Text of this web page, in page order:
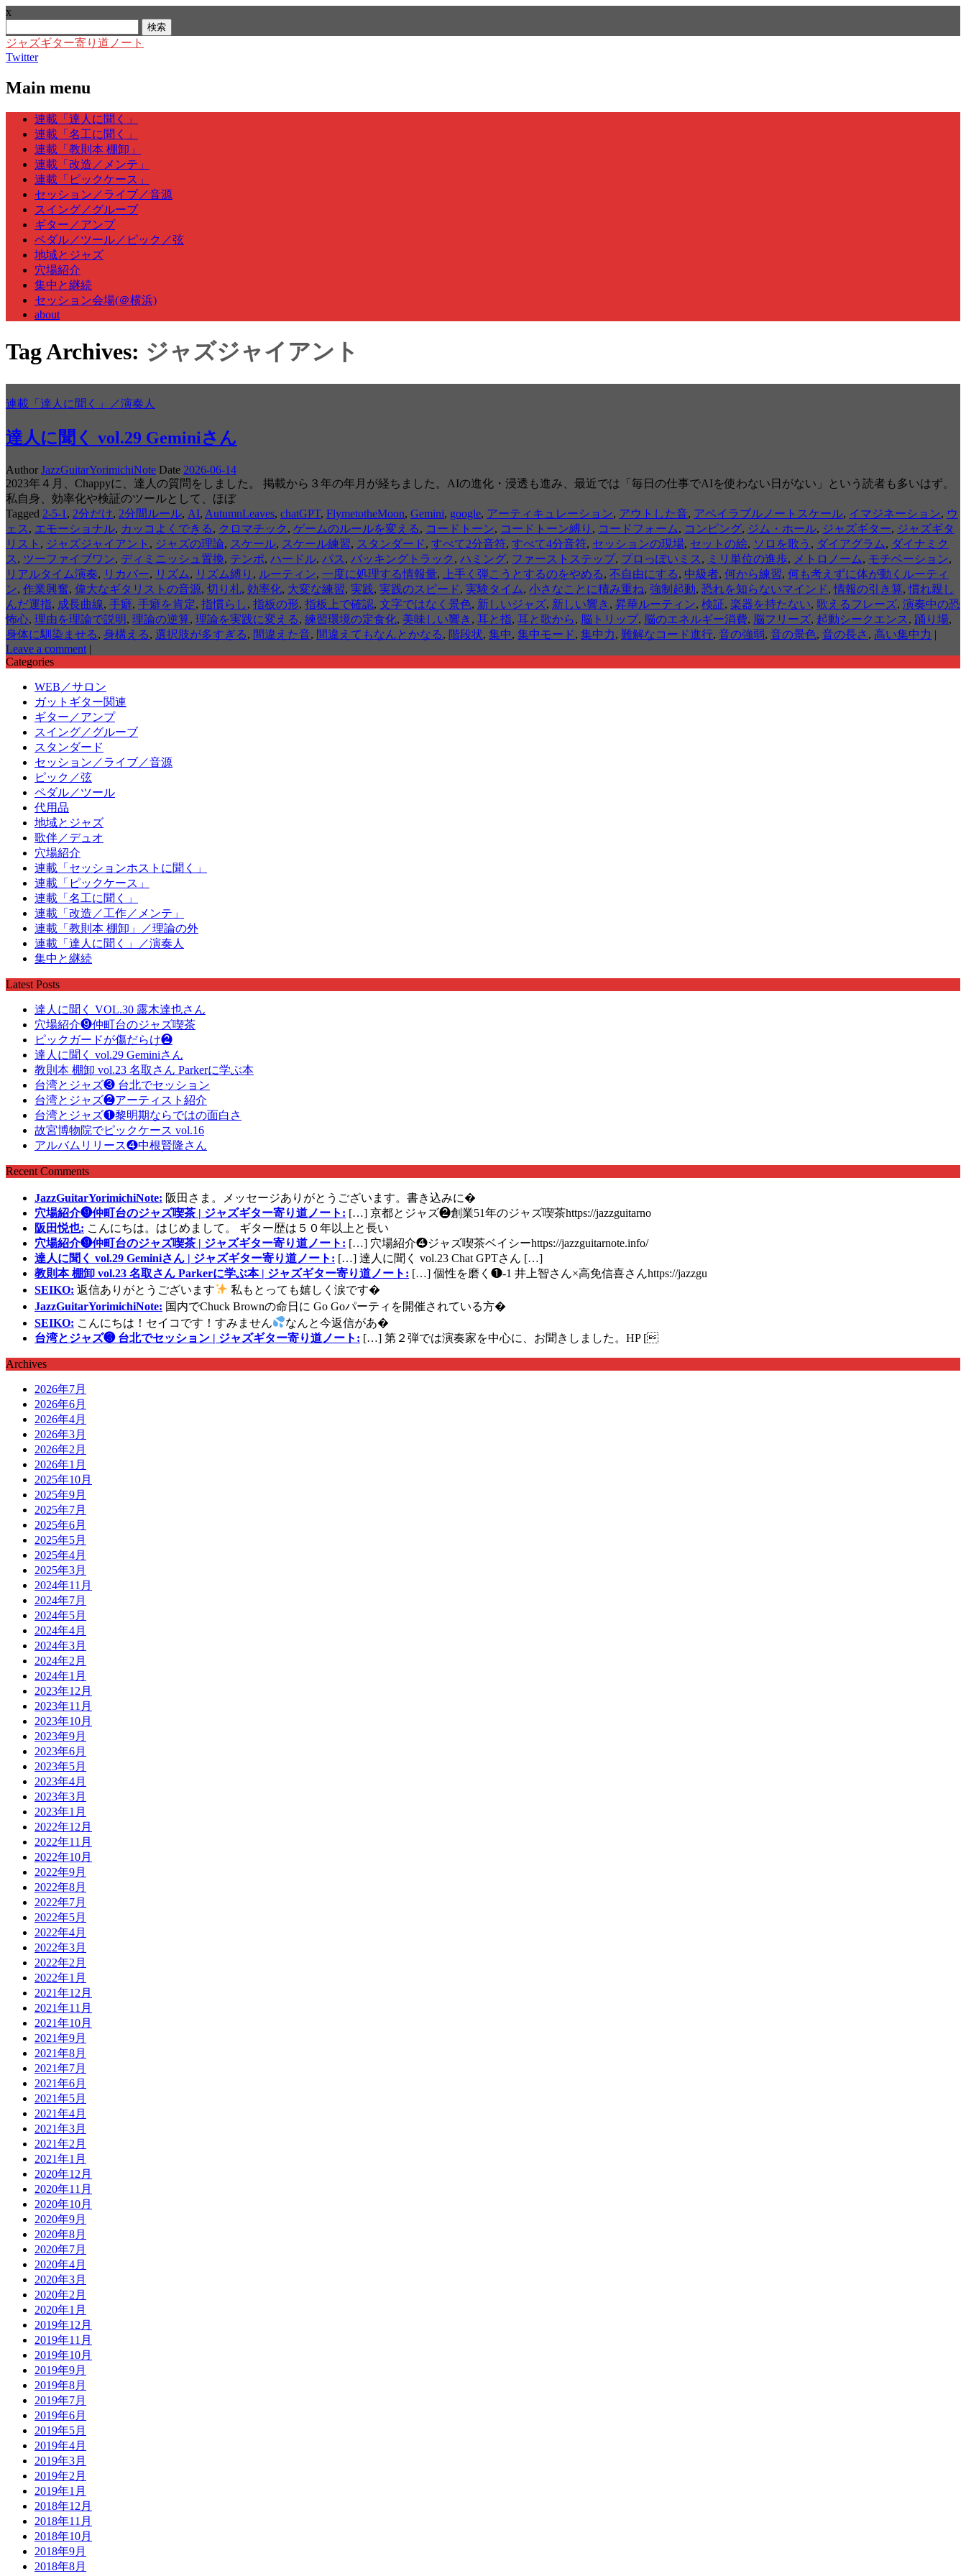
x
索:
ジャズギター寄り道ノート
Twitter
Main menu
Skip
content
連載「達人に聞く」
連載「名工に聞く」
連載「教則本 棚卸」
連載「改造／メンテ」
連載「ピックケース」
セッション／ライブ／音源
スイング／グルーブ
ギター／アンプ
ペダル／ツール／ピック／弦
地域とジャズ
穴場紹介
集中と継続
セッション会場(＠横浜)
about
Tag Archives: ジャズジャイアント
連載「達人に聞く」／演奏人
達人に聞く vol.29 Geminiさん
Author JazzGuitarYorimichiNote Date 2026-06-14
2023年４月、Chappyに、達人の質問をしました。 掲載から３年の年月が経ちました。AIの進化・浸透も進み、最近では「毎日の仕事でAIを使わない日がない」という読者も多いはず。
私自身、効率化や検証のツールとして、ほぼ
Tagged 2-5-1 , 2分だけ, 2分間ルール, AI, AutumnLeaves, chatGPT, FlymetotheMoon, Gemini, google, アーティキュレーション, アウトした音, アベイラブルノートスケール, イマジネーション, ウ
ェス , エモーショナル, カッコよくできる, クロマチック , ゲームのルールを変える, コードトーン, コードトーン縛り , コードフォーム, コンピング, ジム・ホール, ジャズギター, ジャズギタ
リスト , ジャズジャイアント , ジャズの理論, スケール, スケール練習, スタンダード, すべて2分音符, すべて4分音符, セッションの現場, セットの絵, ソロを歌う , ダイアグラム, ダイナミク
ス , ツーファイブワン, ディミニッシュ置換, テンポ, ハードル, パス , バッキングトラック , ハミング, ファーストステップ, プロっぽいミス , ミリ単位の進歩, メトロノーム, モチベーション,
リアルタイム演奏, リカバー, リズム, リズム縛り , ルーティン, 一度に処理する情報量, 上手く弾こうとするのをやめる, 不自由にする, 中級者, 何から練習, 何も考えずに体が動くルーティ
ン, 作業興奮, 偉大なギタリストの音源, 切り札, 効率化, 大変な練習, 実践, 実践のスピード, 実験タイム, 小さなことに積み重ね, 強制起動, 恐れを知らないマインド,情報の引き算,慣れ親し
んだ運指, 成長曲線, 手癖, 手癖を肯定, 指慣らし, 指板の形, 指板上で確認, 文字ではなく景色, 新しいジャズ, 新しい響き , 昇華ルーティン, 検証, 楽器を持たない, 歌えるフレーズ, 演奏中の恐
怖心, 理由を理論で説明, 理論の逆算, 理論を実践に変える, 練習環境の定食化, 美味しい響き , 耳と指, 耳と歌から, 脳トリップ, 脳のエネルギー消費, 脳フリーズ, 起動シークエンス , 踊り場,
身体に馴染ませる, 身構える, 選択肢が多すぎる, 間違えた音, 間違えてもなんとかなる, 階段状, 集中, 集中モード, 集中力, 難解なコード進行, 音の強弱, 音の景色, 音の長さ , 高い集中力 |
Leave a comment |
Categories
WEB／サロン
ガットギター関連
ギター／アンプ
スイング／グルーブ
スタンダード
セッション／ライブ／音源
ピック／弦
ペダル／ツール
代用品
地域とジャズ
歌伴／デュオ
穴場紹介
連載「セッションホストに聞く」
連載「ピックケース」
連載「名工に聞く」
連載「改造／工作／メンテ」
連載「教則本 棚卸」／理論の外
連載「達人に聞く」／演奏人
集中と継続
Latest Posts
達人に聞く VOL.30 露木達也さん
穴場紹介❾仲町台のジャズ喫茶
ピックガードが傷だらけ❷
達人に聞く vol.29 Geminiさん
教則本 棚卸 vol.23 名取さん Parkerに学ぶ本
台湾とジャズ❸ 台北でセッション
台湾とジャズ❷アーティスト紹介
台湾とジャズ❶黎明期ならではの面白さ
故宮博物院でピックケース vol.16
アルバムリリース❹中根賢隆さん
Recent Comments
JazzGuitarYorimichiNote: 阪田さま。メッセージありがとうございます。書き込みに�
穴場紹介❾仲町台のジャズ喫茶 | ジャズギター寄り道ノート: […] 京都とジャズ❷創業51年のジャズ喫茶https://jazzguitarno
阪田悦也: こんにちは。はじめまして。 ギター歴は５０年以上と長い
穴場紹介❾仲町台のジャズ喫茶 | ジャズギター寄り道ノート: […] 穴場紹介❹ジャズ喫茶ベイシーhttps://jazzguitarnote.info/
達人に聞く vol.29 Geminiさん | ジャズギター寄り道ノート: […] 達人に聞く vol.23 Chat GPTさん […]
教則本 棚卸 vol.23 名取さん Parkerに学ぶ本 | ジャズギター寄り道ノート: […] 個性を磨く❶-1 井上智さん×高免信喜さんhttps://jazzgu
SEIKO: 返信ありがとうございます
私もとっても嬉しく涙です�
JazzGuitarYorimichiNote: 国内でChuck Brownの命日に Go Goパーティを開催されている方�
SEIKO: こんにちは！セイコです！すみません
なんと今返信があ�
台湾とジャズ❸ 台北でセッション | ジャズギター寄り道ノート: […] 第２弾では演奏家を中心に、お聞きしました。HP [
Archives
2026年7月
2026年6月
2026年4月
2026年3月
2026年2月
2026年1月
2025年10月
2025年9月
2025年7月
2025年6月
2025年5月
2025年4月
2025年3月
2024年11月
2024年7月
2024年5月
2024年4月
2024年3月
2024年2月
2024年1月
2023年12月
2023年11月
2023年10月
2023年9月
2023年6月
2023年5月
2023年4月
2023年3月
2023年1月
2022年12月
2022年11月
2022年10月
2022年9月
2022年8月
2022年7月
2022年5月
2022年4月
2022年3月
2022年2月
2022年1月
2021年12月
2021年11月
2021年10月
2021年9月
2021年8月
2021年7月
2021年6月
2021年5月
2021年4月
2021年3月
2021年2月
2021年1月
2020年12月
2020年11月
2020年10月
2020年9月
2020年8月
2020年7月
2020年4月
2020年3月
2020年2月
2020年1月
2019年12月
2019年11月
2019年10月
2019年9月
2019年8月
2019年7月
2019年6月
2019年5月
2019年4月
2019年3月
2019年2月
2019年1月
2018年12月
2018年11月
2018年10月
2018年9月
2018年8月